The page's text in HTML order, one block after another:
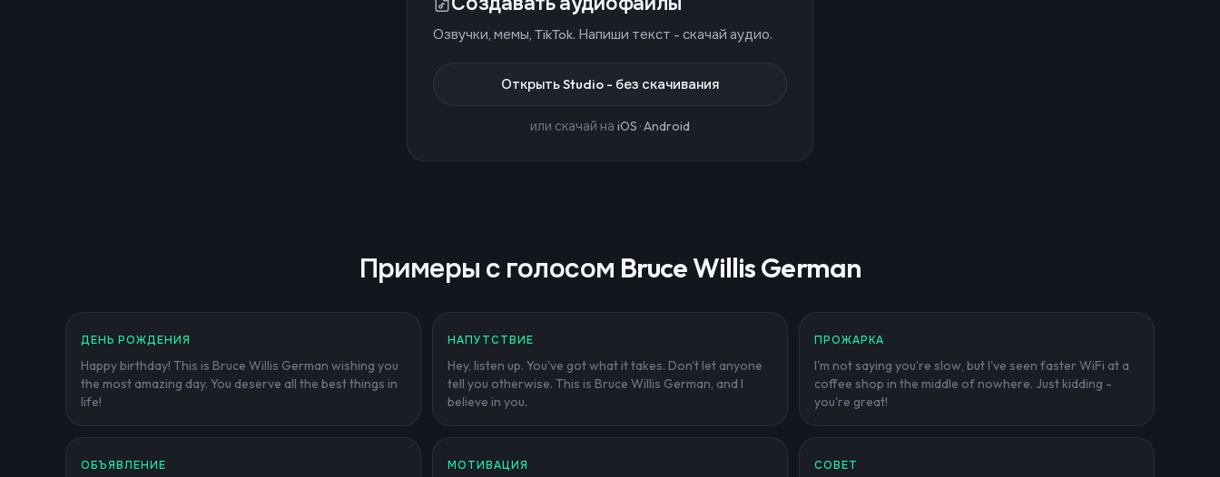
Озвучки, мемы, TikTok. Напиши текст - скачай аудио.
Открыть Studio - без скачивания
или скачай на iOS ·Android
Примеры с голосом Bruce Willis German
ДЕНЬ РОЖДЕНИЯ
Happy birthday! This is Bruce Willis German wishing you
the most amazing day. You deserve all the best things in
life!
НАПУТСТВИЕ
Hey, listen up. You've got what it takes. Don't let anyone
tell you otherwise. This is Bruce Willis German, and I
believe in you.
ПРОЖАРКА
I'm not saying you're slow, but I've seen faster WiFi at a
coffee shop in the middle of nowhere. Just kidding -
you're great!
ОБЪЯВЛЕНИЕ МОТИВАЦИЯ СОВЕТ